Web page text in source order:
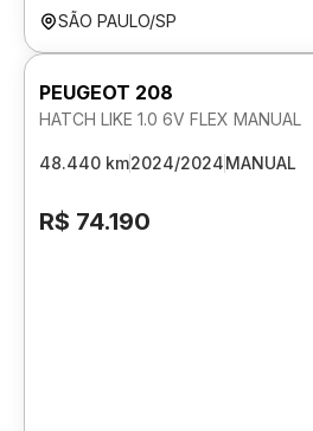
SÃO PAULO/SP
PEUGEOT 208
HATCH LIKE 1.0 6V FLEX MANUAL
48.440 km2024/2024MANUAL
R$ 74.190